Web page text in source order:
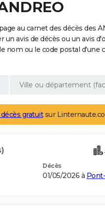
au carnet des décès des
avis de décès ou un avis
nom ou le code postal d'une
gratuitsur
Décès
01/05/2026 à